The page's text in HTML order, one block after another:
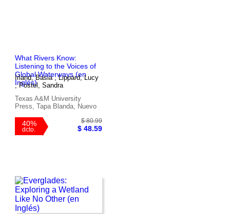
What Rivers Know:
Listening to the Voices of
Global Waterways (en
Inglés)
Irland, Basia ; Lippard, Lucy
; Postel, Sandra
Texas A&M University
Press, Tapa Blanda, Nuevo